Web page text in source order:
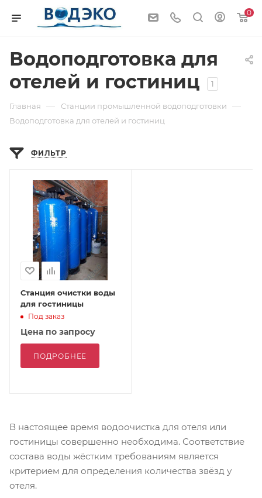
0
Водоподготовка для
отелей и гостиниц
1
Главная — Станции промышленной водоподготовки —
Водоподготовка для отелей и гостиниц
ФИЛЬТР
Станция очистки воды
для гостиницы
Под заказ
Цена по запросу
ПОДРОБНЕЕ
В настоящее время водоочистка для отеля или
гостиницы совершенно необходима. Соответствие
состава воды жёстким требованиям является
критерием для определения количества звёзд у
отеля.